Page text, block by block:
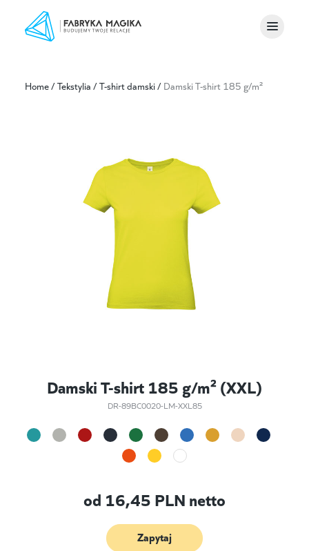
Home/Tekstylia /T-shirt damski/ Damski T-shirt 185 g/m²
Damski T-shirt 185 g/m² (XXL)
DR-89BC0020-LM-XXL85
od 16,45 PLN netto
Zapytaj